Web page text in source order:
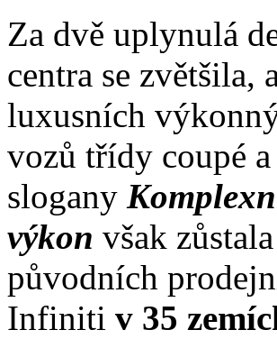
Za dvě uplynulá
centra se
luxusních
vozů třídy coupé
slogany
výkon však
původních
Infiniti v 35